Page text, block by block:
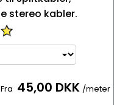
stereo kabler.
Fra 45,00 DKK /meter